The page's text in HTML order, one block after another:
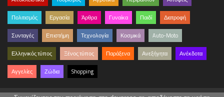
Πολιτισμός Εργασία Άρθρα Γυναίκα Παιδί Διατροφή
Συνταγές Επιστήμη Τεχνολογία Κοσμικά Auto-Moto
Ελληνικός τύπος Ξένος τύπος Παράξενα Ανεξήγητα Ανέκδοτα
Αγγελίες Ζώδια Shopping